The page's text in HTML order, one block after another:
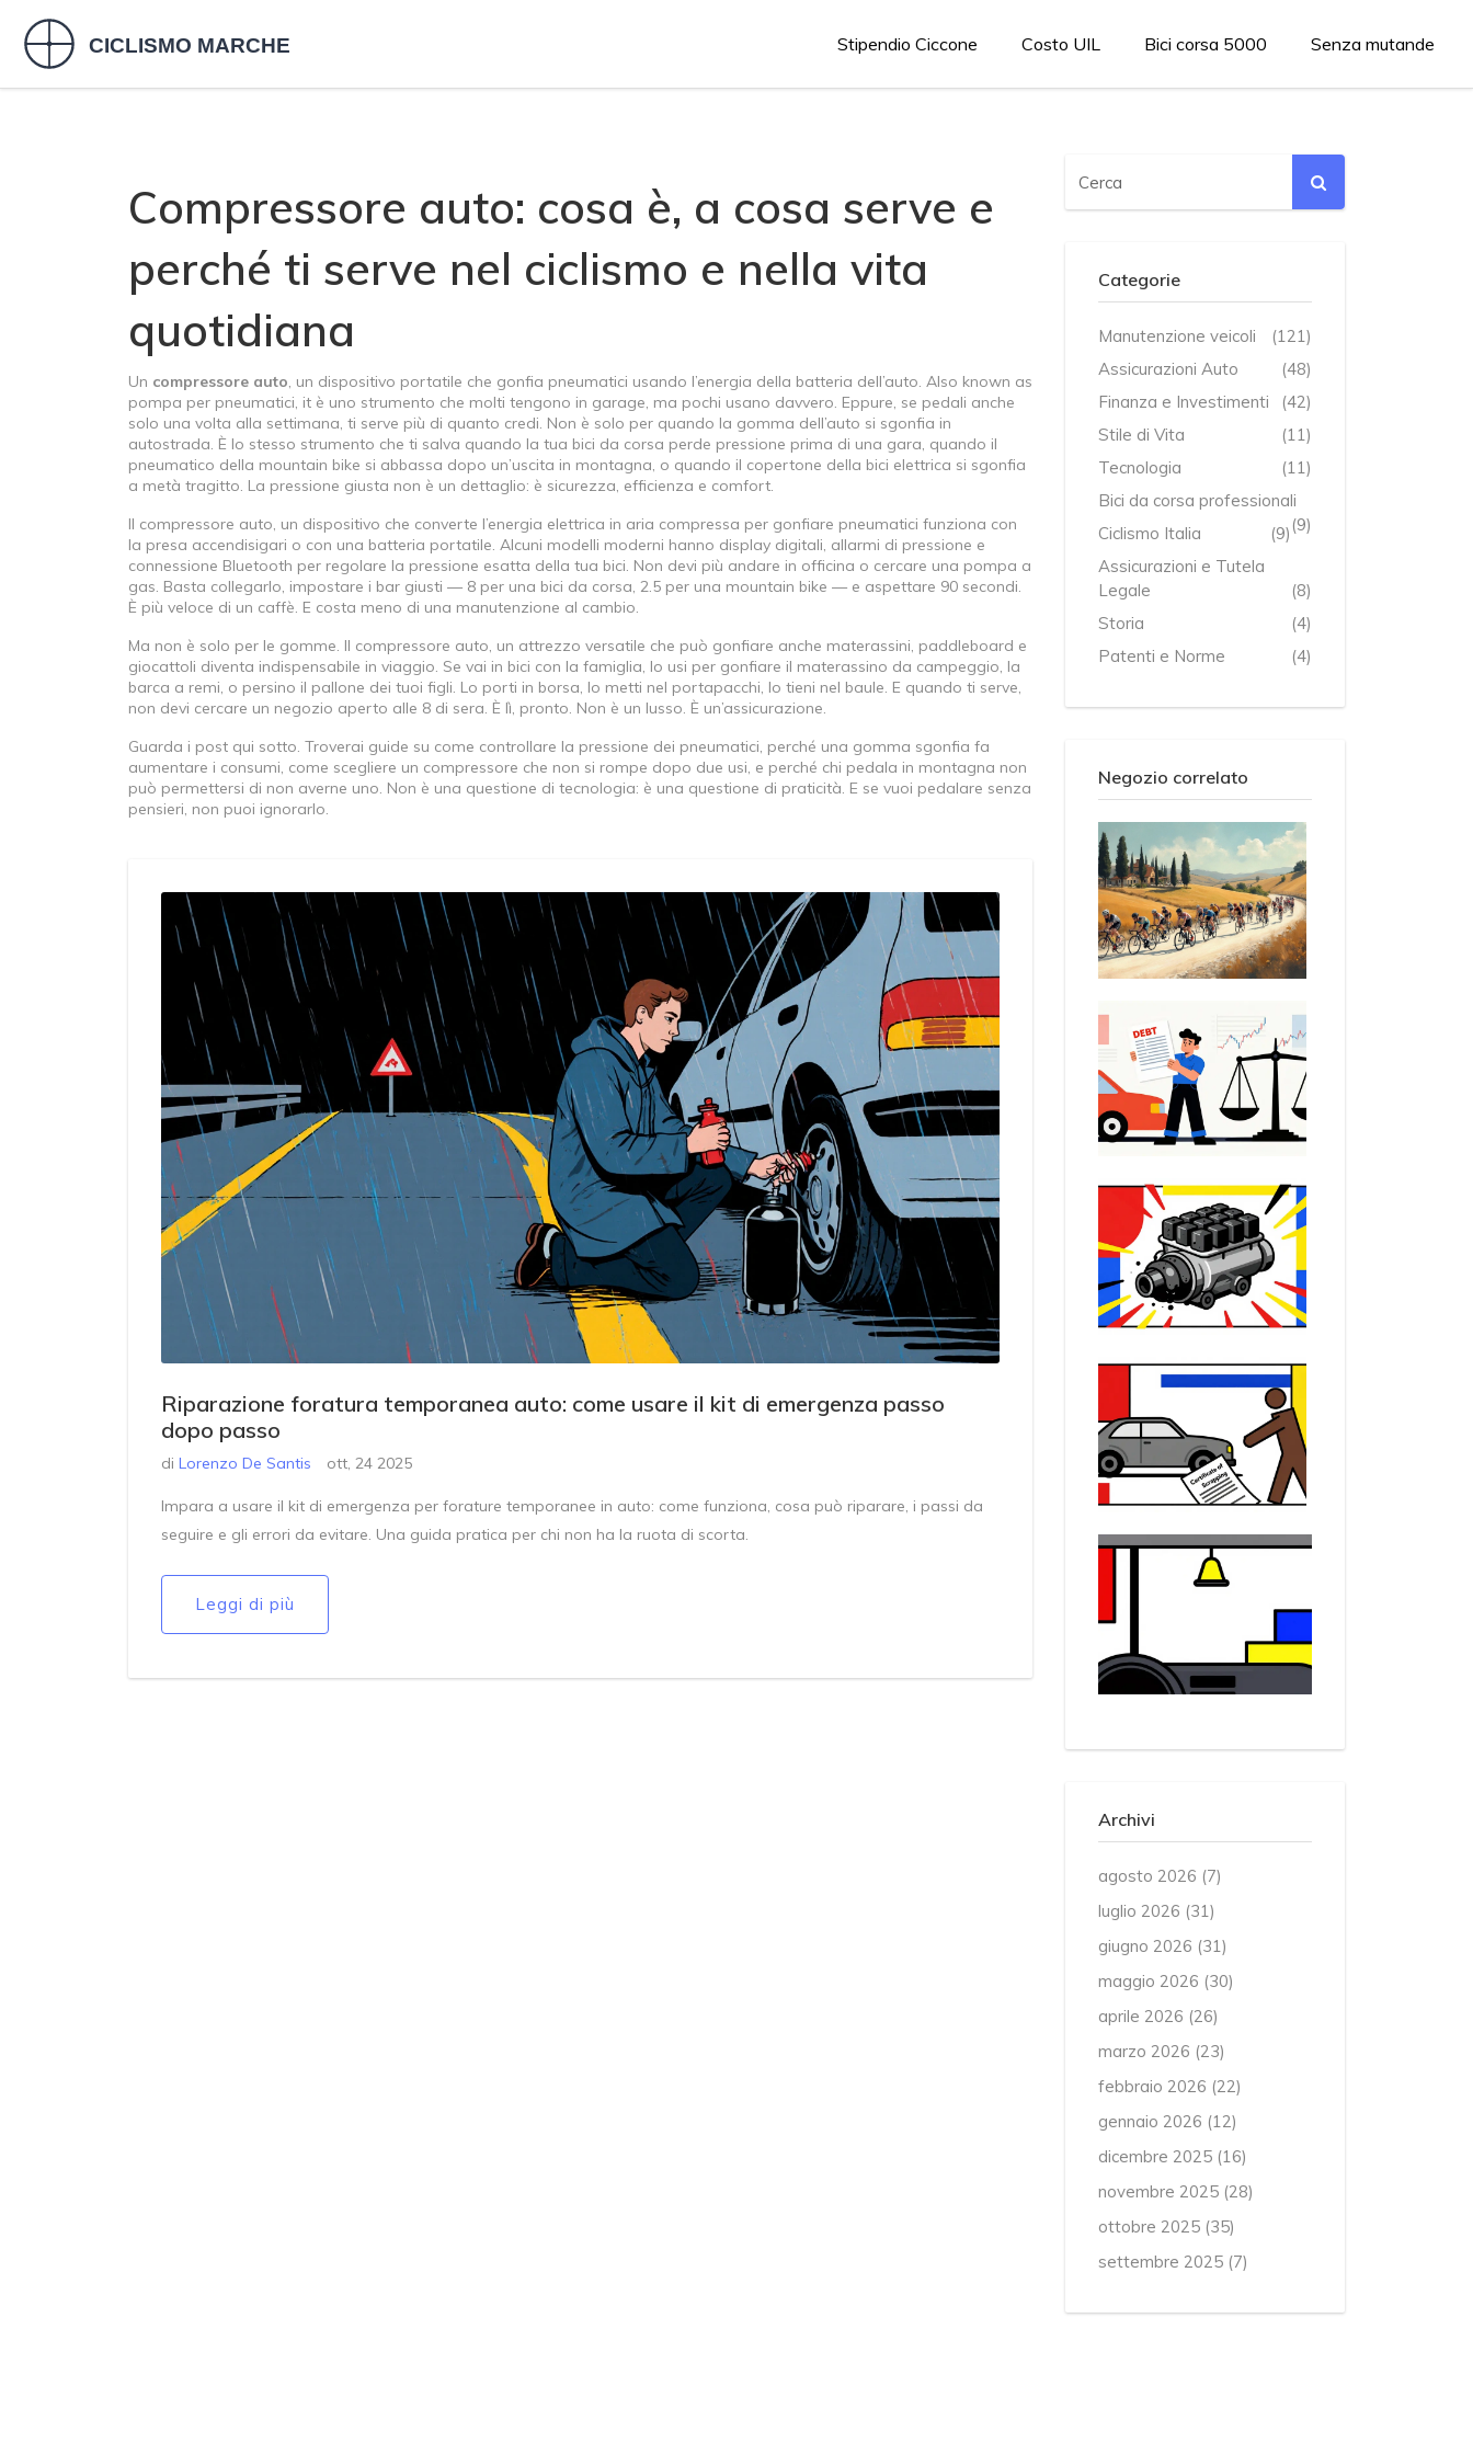
Stipendio Ciccone Costo UIL Bici corsa 5000 Senza mutande
Compressore auto: cosa è, a cosa serve e
perché ti serve nel ciclismo e nella vita
quotidiana
Un compressore auto, un dispositivo portatile che gonfia pneumatici usando l’energia della batteria dell’auto. Also known as
pompa per pneumatici, it è uno strumento che molti tengono in garage, ma pochi usano davvero. Eppure, se pedali anche
solo una volta alla settimana, ti serve più di quanto credi. Non è solo per quando la gomma dell’auto si sgonfia in
autostrada. È lo stesso strumento che ti salva quando la tua bici da corsa perde pressione prima di una gara, quando il
pneumatico della mountain bike si abbassa dopo un’uscita in montagna, o quando il copertone della bici elettrica si sgonfia
a metà tragitto. La pressione giusta non è un dettaglio: è sicurezza, efficienza e comfort.
Il compressore auto, un dispositivo che converte l’energia elettrica in aria compressa per gonfiare pneumatici funziona con
la presa accendisigari o con una batteria portatile. Alcuni modelli moderni hanno display digitali, allarmi di pressione e
connessione Bluetooth per regolare la pressione esatta della tua bici. Non devi più andare in officina o cercare una pompa a
gas. Basta collegarlo, impostare i bar giusti — 8 per una bici da corsa, 2.5 per una mountain bike — e aspettare 90 secondi.
È più veloce di un caffè. E costa meno di una manutenzione al cambio.
Ma non è solo per le gomme. Il compressore auto, un attrezzo versatile che può gonfiare anche materassini, paddleboard e
giocattoli diventa indispensabile in viaggio. Se vai in bici con la famiglia, lo usi per gonfiare il materassino da campeggio, la
barca a remi, o persino il pallone dei tuoi figli. Lo porti in borsa, lo metti nel portapacchi, lo tieni nel baule. E quando ti serve,
non devi cercare un negozio aperto alle 8 di sera. È lì, pronto. Non è un lusso. È un’assicurazione.
Guarda i post qui sotto. Troverai guide su come controllare la pressione dei pneumatici, perché una gomma sgonfia fa
aumentare i consumi, come scegliere un compressore che non si rompe dopo due usi, e perché chi pedala in montagna non
può permettersi di non averne uno. Non è una questione di tecnologia: è una questione di praticità. E se vuoi pedalare senza
pensieri, non puoi ignorarlo.
Riparazione foratura temporanea auto: come usare il kit di emergenza passo
dopo passo
di Lorenzo De Santis ott, 24 2025
Impara a usare il kit di emergenza per forature temporanee in auto: come funziona, cosa può riparare, i passi da
seguire e gli errori da evitare. Una guida pratica per chi non ha la ruota di scorta.
Leggi di più
Categorie
Manutenzione veicoli
(121)
Assicurazioni Auto
(48)
Finanza e Investimenti
(42)
Stile di Vita
(11)
Tecnologia
(11)
Bici da corsa professionali
(9)
Ciclismo Italia
(9)
Assicurazioni e Tutela
Legale
(8)
Storia
(4)
Patenti e Norme
(4)
Negozio correlato
Archivi
agosto 2026 (7)
luglio 2026 (31)
giugno 2026 (31)
maggio 2026 (30)
aprile 2026 (26)
marzo 2026 (23)
febbraio 2026 (22)
gennaio 2026 (12)
dicembre 2025 (16)
novembre 2025 (28)
ottobre 2025 (35)
settembre 2025 (7)